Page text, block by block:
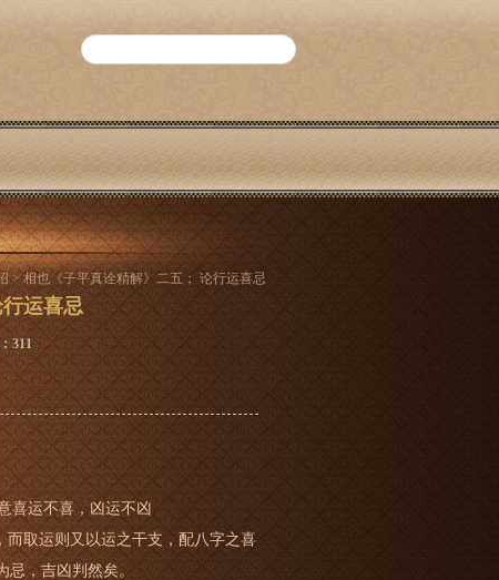
> 相也《子平真诠精解》二五； 论行运喜忌
运喜忌
311
喜运不喜，凶运不凶
取运则又以运之干支，配八字之喜
，吉凶判然矣。